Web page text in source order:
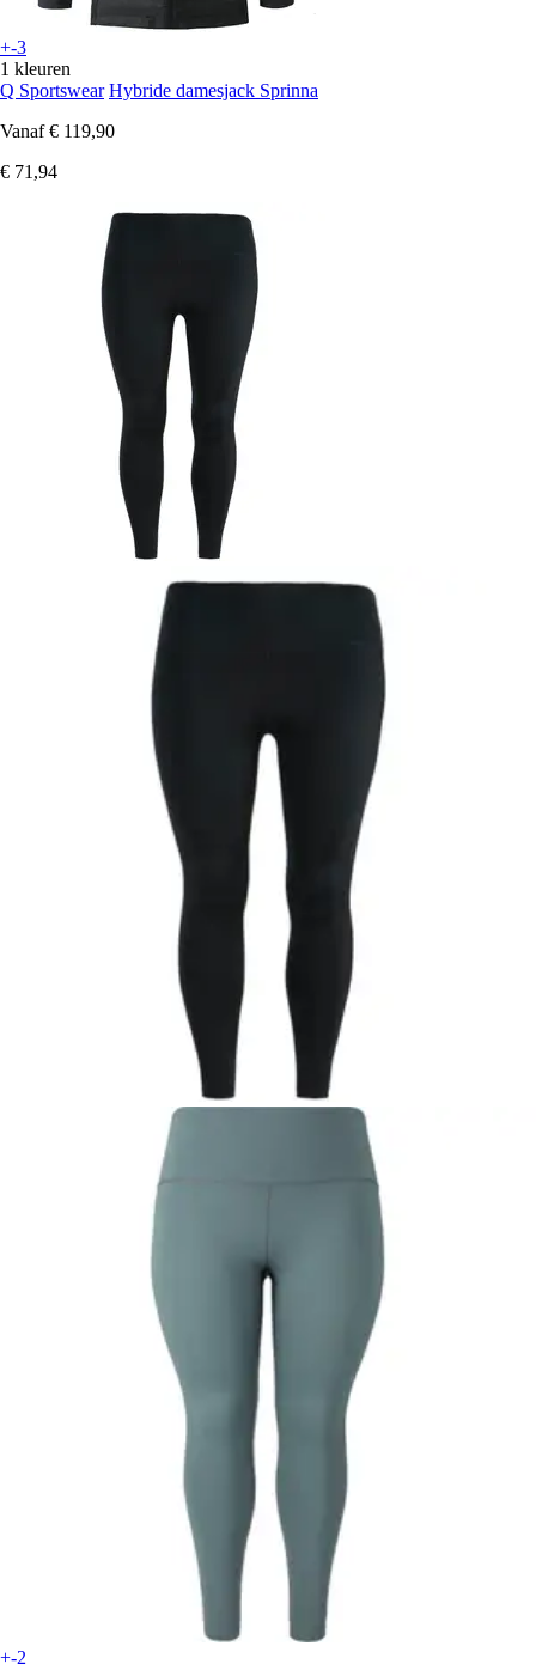
+-3
1 kleuren
Q Sportswear Hybride damesjack Sprinna
Vanaf € 119,90
€ 71,94
+-2